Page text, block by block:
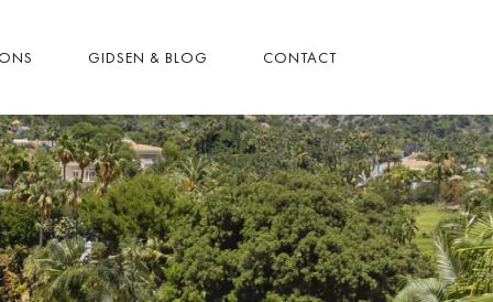
GIDSEN & BLOG CONTACT